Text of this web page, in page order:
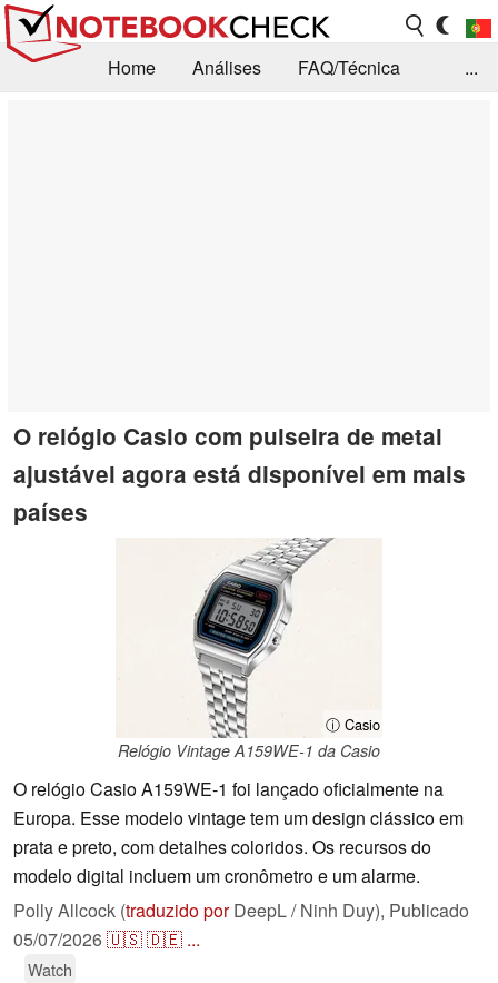
Home Análises
FAQ/Técnica
...
O relógio Casio com pulseira de metal
ajustável agora está disponível em mais
países
ⓘ Casio
Relógio Vintage A159WE-1 da Casio
O relógio Casio A159WE-1 foi lançado oficialmente na
Europa. Esse modelo vintage tem um design clássico em
prata e preto, com detalhes coloridos. Os recursos do
modelo digital incluem um cronômetro e um alarme.
Polly Allcock (traduzido porDeepL / Ninh Duy), Publicado
05/07/2026🇺🇸🇩🇪 ...
Watch